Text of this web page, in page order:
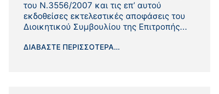
του Ν.3556/2007 και τις επ’ αυτού
εκδοθείσες εκτελεστικές αποφάσεις του
Διοικητικού Συμβουλίου της Επιτροπής...
ΔΙΑΒΆΣΤΕ ΠΕΡΙΣΣΌΤΕΡΑ...